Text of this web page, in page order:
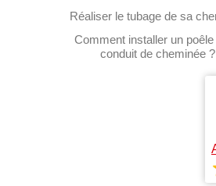
Réaliser le tubage de sa
Comment installer un
conduit de cheminée ?